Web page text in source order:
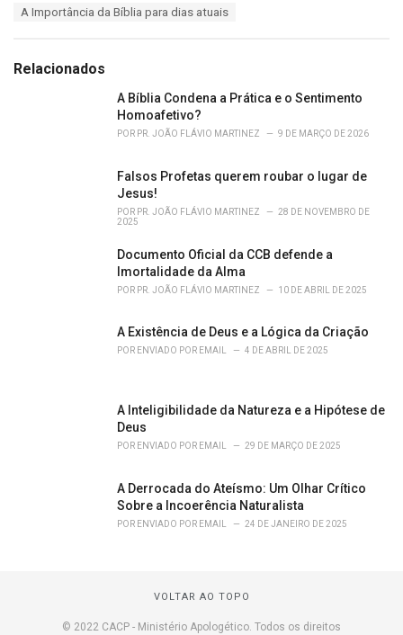
o
r:
A Importância da Bíblia para dias atuais
Relacionados
A Bíblia Condena a Prática e o Sentimento
Homoafetivo?
POR PR. JOÃO FLÁVIO MARTINEZ 9 DE MARÇO DE 2026
Falsos Profetas querem roubar o lugar de
Jesus!
POR PR. JOÃO FLÁVIO MARTINEZ
28 DE NOVEMBRO DE
2025
Documento Oficial da CCB defende a
Imortalidade da Alma
POR PR. JOÃO FLÁVIO MARTINEZ 10 DE ABRIL DE 2025
A Existência de Deus e a Lógica da Criação
POR ENVIADO POR EMAIL 4 DE ABRIL DE 2025
A Inteligibilidade da Natureza e a Hipótese de
Deus
POR ENVIADO POR EMAIL 29 DE MARÇO DE 2025
A Derrocada do Ateísmo: Um Olhar Crítico
Sobre a Incoerência Naturalista
POR ENVIADO POR EMAIL 24 DE JANEIRO DE 2025
VOLTAR AO TOPO
© 2022 CACP - Ministério Apologético. Todos os direitos